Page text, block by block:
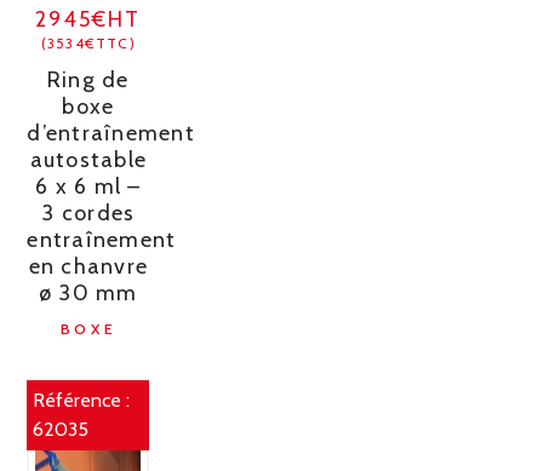
2945€HT
(3534€TTC)
Ring de
boxe
d’entraînement
autostable
6 x 6 ml –
3 cordes
entraînement
en chanvre
ø 30 mm
BOXE
Référence :
62035